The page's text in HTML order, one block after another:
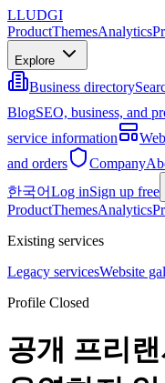
LLUDGI
ProductThemesAnalytics
Explore
Business directory
BlogSEO, business, and
service information
and orders
Company
한국어Log inSign up free
ProductThemesAnalytics
Existing services
Legacy servicesWebsite
Profile Closed
공개 프리